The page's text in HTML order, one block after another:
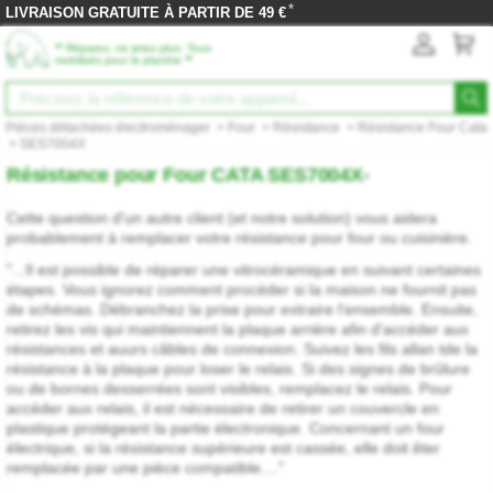
LIVRAISON GRATUITE À PARTIR DE 49 €*
‟ Réparez, ne jetez plus. Tous
mobilisés pour la planète ”
Pièces détachées électroménager Four Résistance
Résistance Four Cata
Résistance pour Four CATA SES7004X-
Cette question d'un autre client (et notre solution) vous aidera
probablement à remplacer votre résistance pour four ou cuisinière.
"...Il est possible de réparer une vitrocéramique en suivant certaines
étapes. Vous ignorez comment procéder si la maison ne fournit pas
de schémas. Débranchez la prise pour extraire l'ensemble. Ensuite,
retirez les vis qui maintiennent la plaque arrière afin d'accéder aux
résistances et auurs câbles de connexion. Suivez les fils allan tde la
résistance à la plaque pour loser le relais. Si des signes de brûlure
ou de bornes desserrées sont visibles, remplacez le relais. Pour
accéder aux relais, il est nécessaire de retirer un couvercle en
plastique protégeant la partie électronique. Concernant un four
électrique, si la résistance supérieure est cassée, elle doit êter
remplacée par une pièce compatible...."